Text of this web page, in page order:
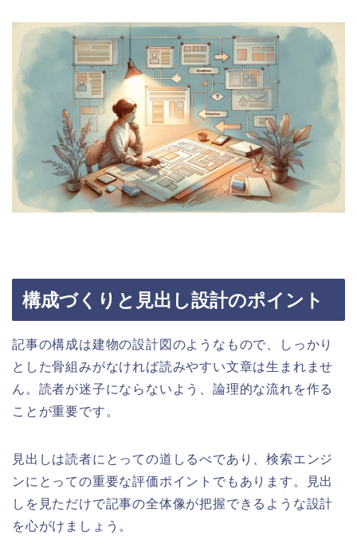
構成づくりと見出し設計のポイント
記事の構成は建物の設計図のようなもので、しっかり
とした骨組みがなければ読みやすい文章は生まれませ
ん。読者が迷子にならないよう、論理的な流れを作る
ことが重要です。
見出しは読者にとっての道しるべであり、検索エンジ
ンにとっての重要な評価ポイントでもあります。見出
しを見ただけで記事の全体像が把握できるような設計
を心がけましょう。